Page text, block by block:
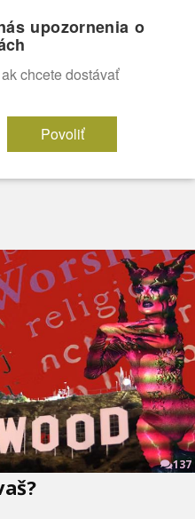
137
upozornenia o
chcete dostávať
Povoliť